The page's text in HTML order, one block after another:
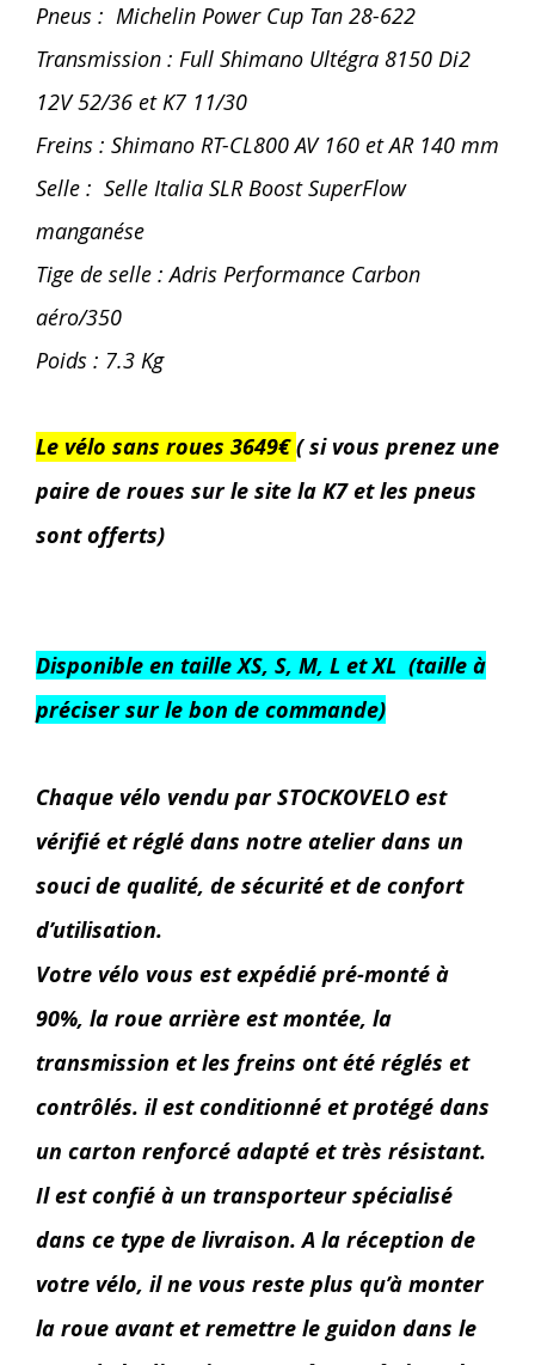
Pneus : Michelin Power Cup Tan 28-622
Transmission : Full Shimano Ultégra 8150 Di2
12V 52/36 et K7 11/30
Freins : Shimano RT-CL800 AV 160 et AR 140 mm
Selle : Selle Italia SLR Boost SuperFlow
manganése
Tige de selle : Adris Performance Carbon
aéro/350
Poids : 7.3 Kg
Le vélo sans roues 3649€( si vous prenez une
paire de roues sur le site la K7 et les pneus
sont offerts)
Disponible en taille XS, S, M, L et XL (taille à
préciser sur le bon de commande)
Chaque vélo vendu par STOCKOVELO est
vérifié et réglé dans notre atelier dans un
souci de qualité, de sécurité et de confort
d’utilisation.
Votre vélo vous est expédié pré-monté à
90%, la roue arrière est montée, la
transmission et les freins ont été réglés et
contrôlés. il est conditionné et protégé dans
un carton renforcé adapté et très résistant.
Il est confié à un transporteur spécialisé
dans ce type de livraison. A la réception de
votre vélo, il ne vous reste plus qu’à monter
la roue avant et remettre le guidon dans le